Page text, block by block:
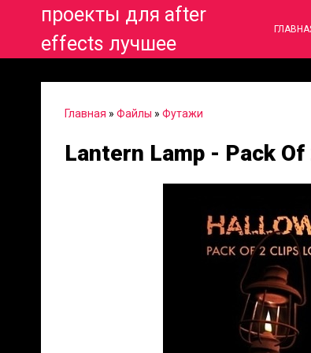
проекты для after
effects лучшее
Главная » Файлы » Футажи
Lantern Lamp - Pack